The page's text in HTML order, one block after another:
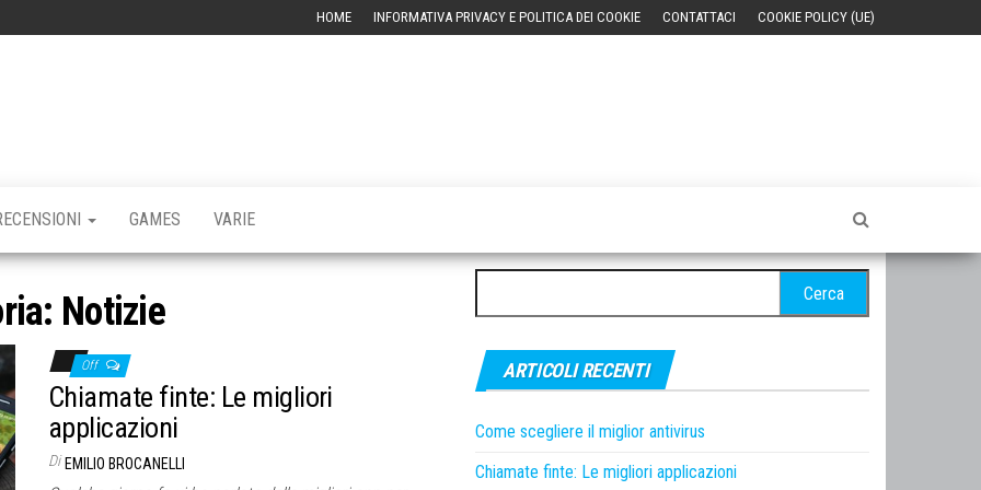
HOME INFORMATIVA PRIVACY E POLITICA DEI COOKIE CONTATTACI COOKIE POLICY (UE)
GAMES VARIE
Notizie
Off
Chiamate finte: Le migliori
applicazioni
Di EMILIO BROCANELLI
per:
ARTICOLI RECENTI
Come scegliere il miglior antivirus
Chiamate finte: Le migliori applicazioni